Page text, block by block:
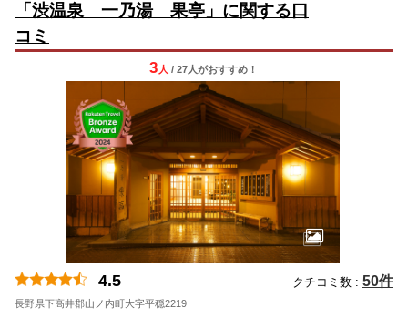
「渋温泉 一乃湯 果亭」に関する口
コミ
3 人 / 27人がおすすめ！
4.5 クチコミ数 : 50件
長野県下高井郡山ノ内町大字平穏2219